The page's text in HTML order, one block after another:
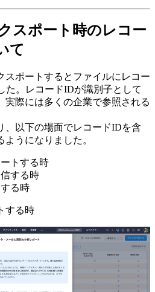
スポート時のレコー
て
スポートするとファイルにレコー
た。レコードIDが識別子として
実際には多くの企業で参照される
、以下の場面でレコードIDを含
うになりました。
トする時
する時
る時
する時